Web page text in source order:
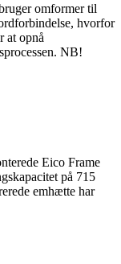
omformer til
hvorfor
at opnå
NB!
Eico Frame
på 715
emhætte har